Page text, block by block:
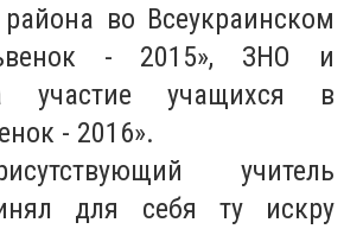
во Всеукраинском
- 2015», ЗНО и
участие учащихся в
- 2016».
учитель
для себя ту искру